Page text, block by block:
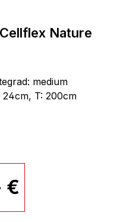
Nature
medium
24cm, T: 200cm
€